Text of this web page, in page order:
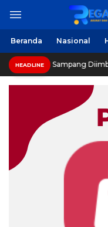
Beranda Nasional
HEADLINE
Warga Sampang